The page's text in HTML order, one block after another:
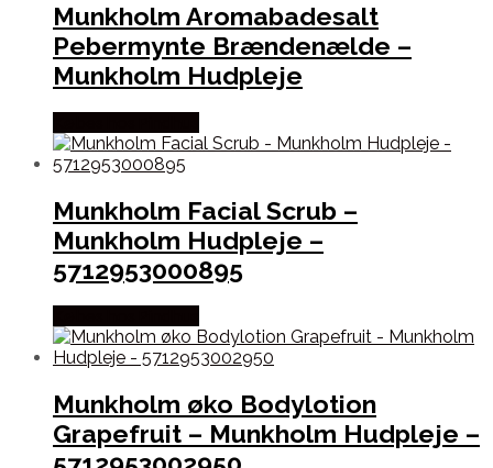
Munkholm Aromabadesalt
Pebermynte Brændenælde –
Munkholm Hudpleje
Munkholm Facial Scrub –
Munkholm Hudpleje –
5712953000895
Munkholm øko Bodylotion
Grapefruit – Munkholm Hudpleje –